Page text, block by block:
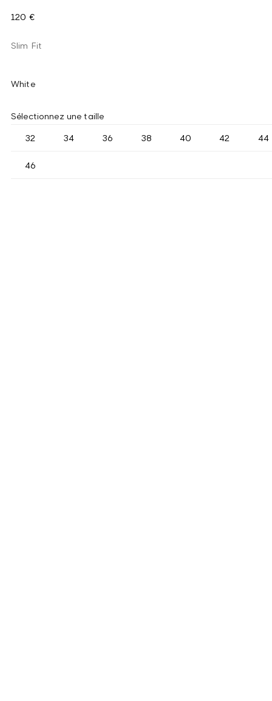
120 €
Slim Fit
White
Sélectionnez une taille
32 34 36 38 40 42 44
46